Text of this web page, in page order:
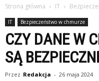
Strona główna IT
IT Bezpieczeństwo w chmurze
CZY DANE W
SĄ
Przez Redakcja - 26 maja 2024